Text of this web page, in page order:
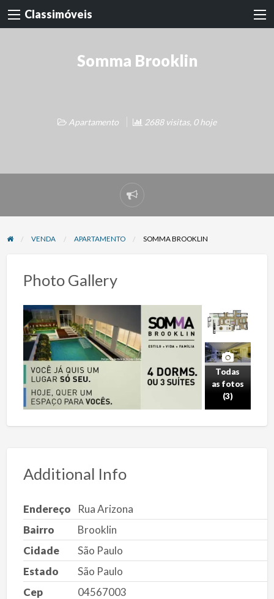
Classimóveis
Somma Brooklin
Apartamento 2688 visitas, 0 hoje
Denunciar
problema
VENDA APARTAMENTO SOMMA BROOKLIN
Photo Gallery
Todas
as fotos
(3)
Additional Info
Endereço
Rua Arizona
Bairro
Brooklin
Cidade
São Paulo
Estado
São Paulo
Cep
04567003